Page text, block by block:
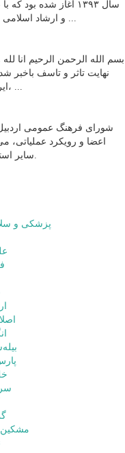
سال ۱۳۹۳ آغاز شده
بسم الله الرحمن الرحیم انا لله
نهایت تاثر و تاسف باخبر
ایران و فرزند اردبیل، ...
شورای فرهنگ عمومی
اعضا و رویکرد عملیاتی،
پزشکی و